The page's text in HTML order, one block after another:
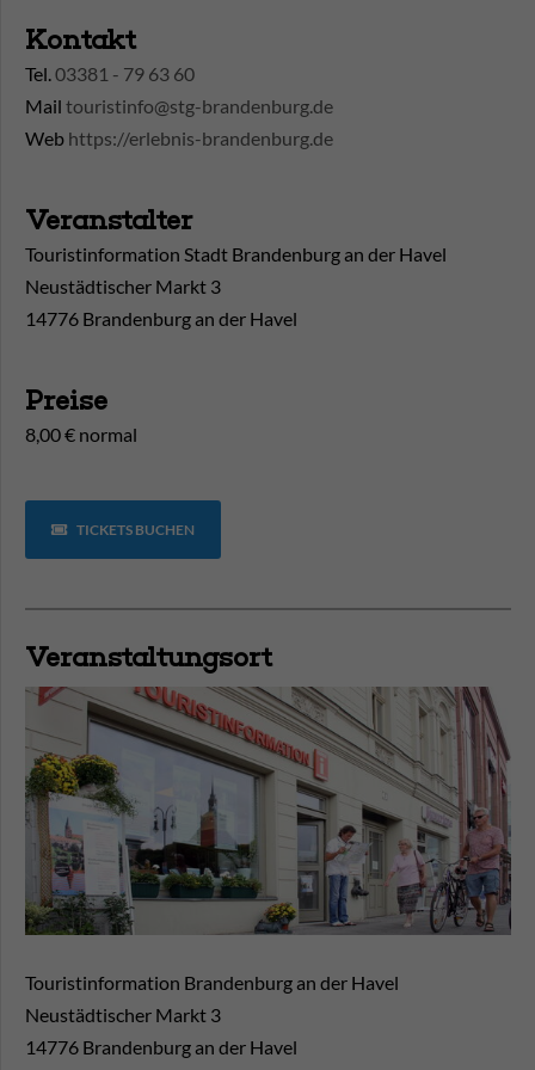
Kontakt
Tel.03381 - 79 63 60
Mail touristinfo@stg-brandenburg.de
Web https://erlebnis-brandenburg.de
Veranstalter
Touristinformation Stadt Brandenburg an der Havel
Neustädtischer Markt 3
14776 Brandenburg an der Havel
Preise
8,00 € normal
TICKETS BUCHEN
Veranstaltungsort
Touristinformation Brandenburg an der Havel
Neustädtischer Markt 3
14776 Brandenburg an der Havel